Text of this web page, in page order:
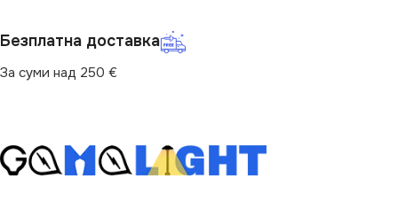
Безплатна доставка
За суми над 250 €